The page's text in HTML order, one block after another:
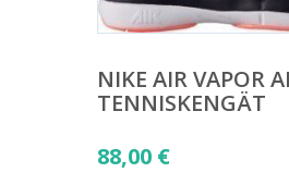
NIKE AIR VAPOR
TENNISKENGÄT
88,00 €